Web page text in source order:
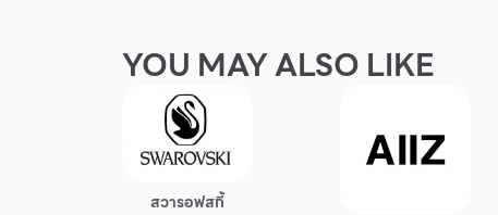
YOU MAY ALSO LIKE
สวารอฟสกี้